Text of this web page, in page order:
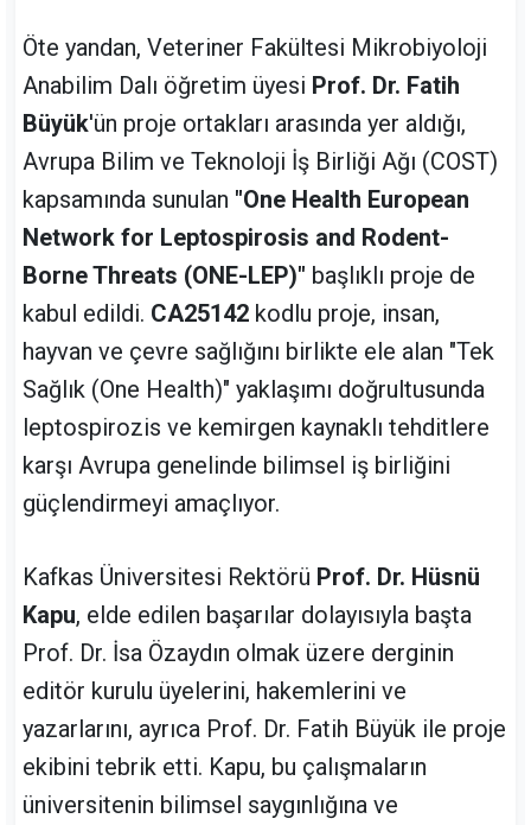
Öte yandan, Veteriner Fakültesi Mikrobiyoloji
Anabilim Dalı öğretim üyesi Prof. Dr. Fatih
Büyük'ün proje ortakları arasında yer aldığı,
Avrupa Bilim ve Teknoloji İş Birliği Ağı (COST)
kapsamında sunulan "One Health European
Network for Leptospirosis and Rodent-
Borne Threats (ONE-LEP)" başlıklı proje de
kabul edildi. CA25142 kodlu proje, insan,
hayvan ve çevre sağlığını birlikte ele alan "Tek
Sağlık (One Health)" yaklaşımı doğrultusunda
leptospirozis ve kemirgen kaynaklı tehditlere
karşı Avrupa genelinde bilimsel iş birliğini
güçlendirmeyi amaçlıyor.
Kafkas Üniversitesi Rektörü Prof. Dr. Hüsnü
Kapu, elde edilen başarılar dolayısıyla başta
Prof. Dr. İsa Özaydın olmak üzere derginin
editör kurulu üyelerini, hakemlerini ve
yazarlarını, ayrıca Prof. Dr. Fatih Büyük ile proje
ekibini tebrik etti. Kapu, bu çalışmaların
üniversitenin bilimsel saygınlığına ve